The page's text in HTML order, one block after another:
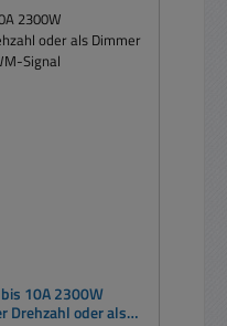
10A 2300W
oder als